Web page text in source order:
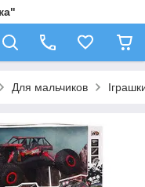
Для мальчиков